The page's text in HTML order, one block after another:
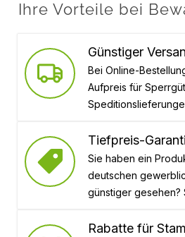
Ihre Vorteile bei
Günstiger
Bei Online-
Aufpreis für
Tiefpreis-
Sie haben ein
deutschen
günstiger gesehen?
Rabatte für